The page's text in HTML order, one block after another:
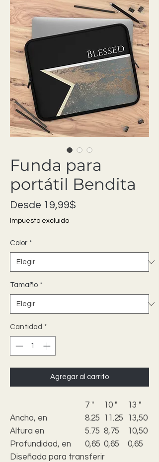
Funda para
portátil Bendita
Desde 19,99$
Impuesto excluido
Color *
Tamaño *
Cantidad *
Agregar al carrito
7 " 10 " 13 "
Ancho, en
8.25 11.25 13,50
Altura en
5.75 8,75 10,50
Profundidad, en
0,65 0,65 0,65
Diseñada para transferir